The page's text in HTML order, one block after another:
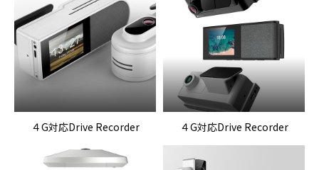
４G対応Drive Recorder ４G対応Drive Recorder